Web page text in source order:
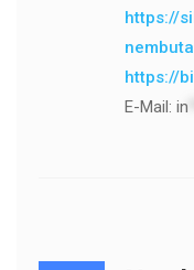
https://
https://
E-Mail: in